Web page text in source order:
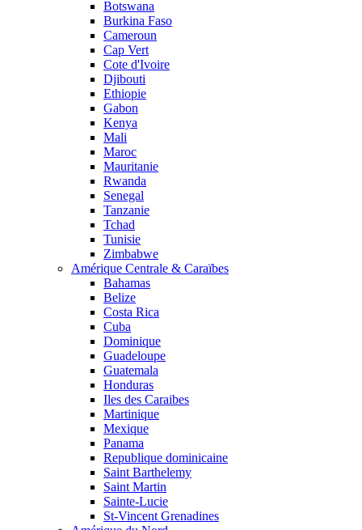
Botswana
Burkina Faso
Cameroun
Cap Vert
Cote d'Ivoire
Djibouti
Ethiopie
Gabon
Kenya
Mali
Maroc
Mauritanie
Rwanda
Senegal
Tanzanie
Tchad
Tunisie
Zimbabwe
Amérique Centrale & Caraïbes
Bahamas
Belize
Costa Rica
Cuba
Dominique
Guadeloupe
Guatemala
Honduras
Iles des Caraibes
Martinique
Mexique
Panama
Republique dominicaine
Saint Barthelemy
Saint Martin
Sainte-Lucie
St-Vincent Grenadines